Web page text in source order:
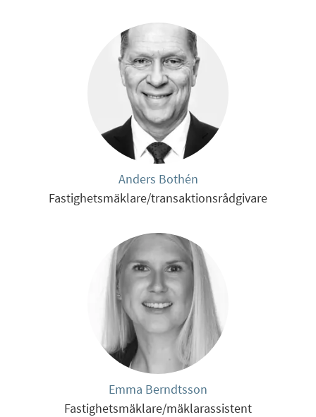
Anders Bothén
Fastighetsmäklare/transaktionsrådgivare
Emma Berndtsson
Fastighetsmäklare/mäklarassistent